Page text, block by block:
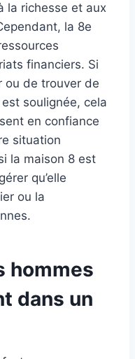
la richesse et aux
la 8e
financiers. Si
ou de trouver de
soulignée, cela
en confiance
situation
la maison 8 est
qu’elle
ou la
hommes
dans un